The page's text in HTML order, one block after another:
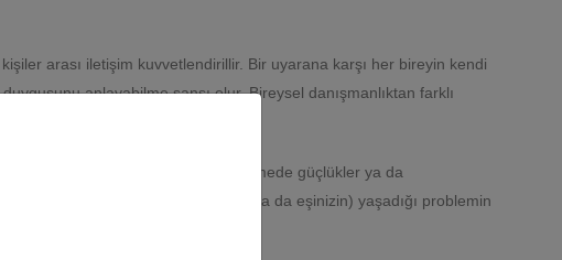
arası iletişim kuvvetlendirillir. Bir uyarana karşı her bireyin kendi
anlayabilme şansı olur. Bireysel danışmanlıktan farklı
tartışmalar, sorumluluk bölüştürmede güçlükler ya da
ailenin bir üyesinin (çocuğunuzun ya da eşinizin) yaşadığı problemin